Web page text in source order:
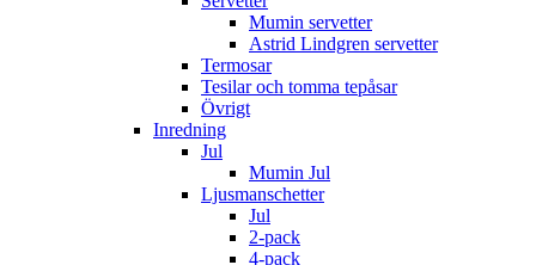
Mumin servetter
Astrid Lindgren servetter
Termosar
Tesilar och tomma tepåsar
Övrigt
Inredning
Jul
Mumin Jul
Ljusmanschetter
Jul
2-pack
4-pack